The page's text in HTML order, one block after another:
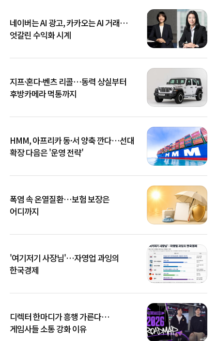
네이버는 AI 광고, 카카오는 AI 거래…
엇갈린 수익화 시계
지프·혼다·벤츠 리콜…동력 상실부터
후방카메라 먹통까지
HMM, 아프리카 동·서 양축 깐다…선대
확장 다음은 '운영 전략'
폭염 속 온열질환…보험 보장은
어디까지
'여기저기 사장님'…자영업 과잉의
한국경제
디렉터 한마디가 흥행 가른다…
게임사들 소통 강화 이유